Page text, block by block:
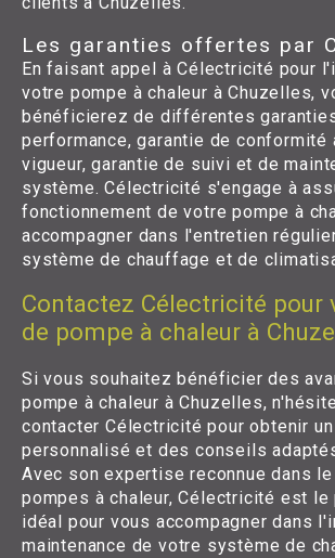
Les garanties offertes par
En faisant appel à Célectricité pour
votre pompe à chaleur à Chuzelles,
bénéficierez de différentes
performance, garantie de conformité
vigueur, garantie de suivi et de
système. Célectricité s'engage à
fonctionnement de votre pompe à
accompagner dans l'entretien
système de chauffage et de
Contactez Célectricité pour
de pompe à chaleur à
Si vous souhaitez bénéficier des
pompe à chaleur à Chuzelles,
contacter Célectricité pour obtenir
personnalisé et des conseils
Avec son expertise reconnue dans
pompes à chaleur, Célectricité est le
idéal pour vous accompagner dans
maintenance de votre système de